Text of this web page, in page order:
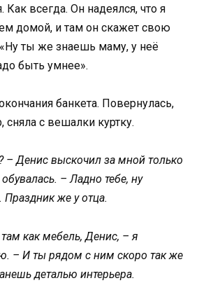
Как всегда. Он надеялся, что я
домой, и там он скажет свою
ты же знаешь маму, у неё
быть умнее».
банкета. Повернулась,
с вешалки куртку.
– Денис выскочил за мной только
– Ладно тебе, ну
Праздник же у отца.
как мебель, Денис, – я
– И ты рядом с ним скоро так же
деталью интерьера.